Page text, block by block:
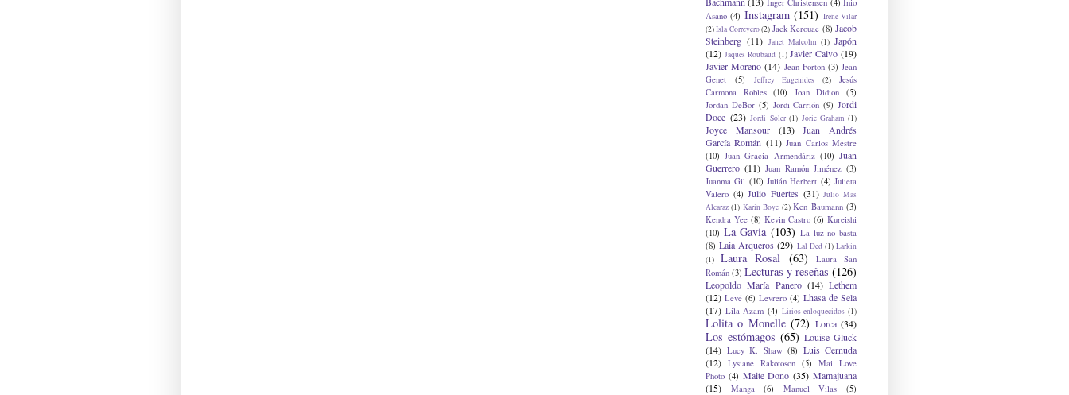
Asano (4) Instagram (151) Irene Vilar
(2)Isla Correyero(2) Jack Kerouac (8) Jacob
Steinberg (11) Janet Malcolm (1) Japón
(12) Jaques Roubaud (1) Javier Calvo (19)
Javier Moreno (14) Jean Forton (3) Jean
Genet
(5) Jeffrey Eugenides (2)
Jesús
Carmona Robles
(10) Joan Didion
(5)
Jordan DeBor (5) Jordi Carrión (9) Jordi
Doce (23) Jordi Soler (1) Jorie Graham (1)
Joyce Mansour (13)
Juan Andrés
García Román (11) Juan Carlos Mestre
(10) Juan Gracia Armendáriz (10) Juan
Guerrero (11) Juan Ramón Jiménez (3)
Juanma Gil (10) Julián Herbert (4) Julieta
Valero (4) Julio Fuertes (31) Julio Mas
Alcaraz (1) Karin Boye (2) Ken Baumann (3)
Kendra Yee (8) Kevin Castro (6) Kureishi
(10) La Gavia (103) La luz no basta
(8) Laia Arqueros (29) Lal Ded (1) Larkin
(1)
Laura Rosal (63)
Laura San
Román (3) Lecturas y reseñas (126)
Leopoldo María Panero (14) Lethem
(12) Levé (6) Levrero (4) Lhasa de Sela
(17) Lila Azam (4) Lirios enloquecidos (1)
Lolita o Monelle (72) Lorca (34)
Los estómagos (65) Louise Gluck
(14) Lucy K. Shaw (8) Luis Cernuda
(12) Lysiane Rakotoson (5)
Mai Love
Photo (4) Maite Dono (35) Mamajuana
(15)
Manga (6) Manuel Vilas (5)